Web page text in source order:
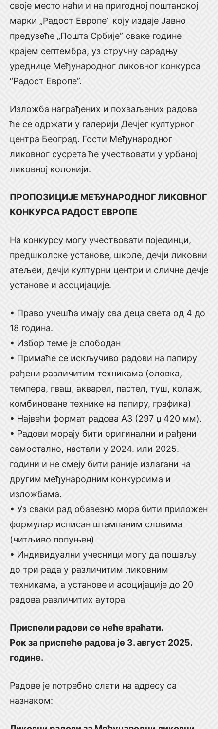
своје место наћи и на пригодној поштанској
марки „Радост Европе” коју издаје Јавно
предузеће „Пошта Србије” сваке године
крајем септембра, уз стручну сарадњу
уреднице Међународног ликовног конкурса
“Радост Европе”.
Изложба награђених и похваљених радова
ће се одржати у галерији Дечјег културног
центра Београд. Гости Међународног
ликовног сусрета ће учествовати у урбаној
ликовној колонији.
ПРОПОЗИЦИЈЕ МЕЂУНАРОДНОГ ЛИКОВНОГ
КОНКУРСА РАДОСТ ЕВРОПЕ
На конкурсу могу учествовати појединци,
предшколске установе, школе, дечји ликовни
атељеи, дечји културни центри и сличне дечје
установе и асоцијације.
• Право учешћа имају сва деца света од 4 до
18 година.
• Избор теме је слободан
• Примаће се искључиво радови на папиру
рађени различитим техникама (оловка,
темпера, гваш, акварел, пастел, туш, колаж,
комбиноване технике на папиру, графика)
• Највећи формат радова А3 (297 џ 420 мм).
• Радови морају бити оригинални и рађени
самостално, настали у 2024. или 2025.
години и не смеју бити раније излагани на
другим међународним конкурсима и
изложбама.
• Уз сваки рад обавезно мора бити приложен
формулар исписан штампаним словима
(читљиво попуњен)
• Индивидуални учесници могу да пошаљу
до три рада у различитим ликовним
техникама, а установе и асоцијације до 20
радова различитих аутора
Приспели радови се неће враћати.
Рок за приспеће радова је 3. август 2025.
године.
Радове је потребно слати на адресу са
назнаком: